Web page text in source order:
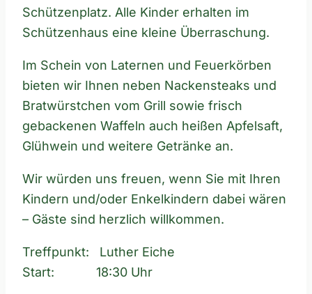
Schützenplatz. Alle Kinder erhalten im
Schützenhaus eine kleine Überraschung.
Im Schein von Laternen und Feuerkörben
bieten wir Ihnen neben Nackensteaks und
Bratwürstchen vom Grill sowie frisch
gebackenen Waffeln auch heißen Apfelsaft,
Glühwein und weitere Getränke an.
Wir würden uns freuen, wenn Sie mit Ihren
Kindern und/oder Enkelkindern dabei wären
– Gäste sind herzlich willkommen.
Treffpunkt: Luther Eiche
Start: 18:30 Uhr